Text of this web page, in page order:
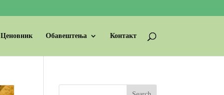
Ценовник Обавештења Контакт